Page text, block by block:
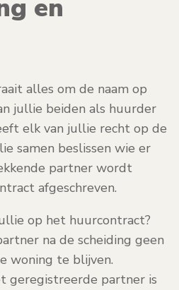
en
alles om de naam op
jullie beiden als huurder
elk van jullie recht op de
samen beslissen wie er
partner wordt
afgeschreven.
op het huurcontract?
na de scheiding geen
woning te blijven.
geregistreerde partner is